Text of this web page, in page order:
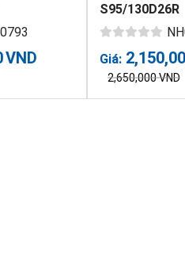
VND
S95/130D26R
Giá:
2,650,000VND